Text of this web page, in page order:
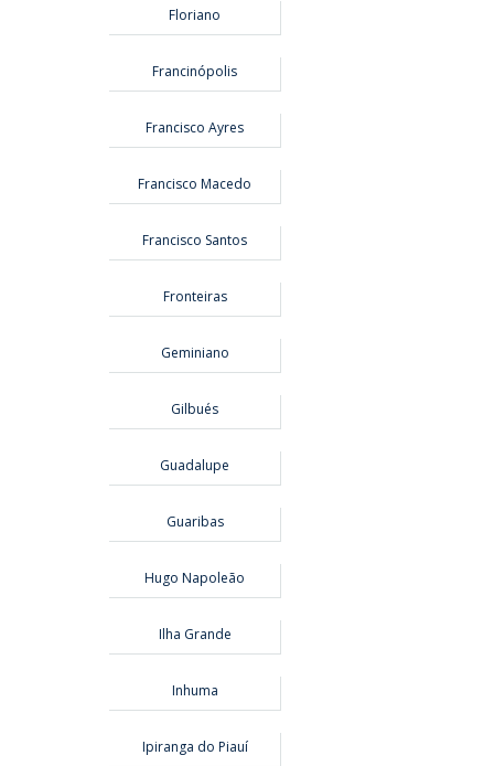
Floriano
Francinópolis
Francisco Ayres
Francisco Macedo
Francisco Santos
Fronteiras
Geminiano
Gilbués
Guadalupe
Guaribas
Hugo Napoleão
Ilha Grande
Inhuma
Ipiranga do Piauí